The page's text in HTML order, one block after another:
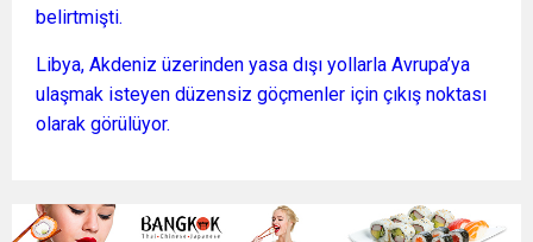
belirtmişti.
Libya, Akdeniz üzerinden yasa dışı yollarla Avrupa’ya
ulaşmak isteyen düzensiz göçmenler için çıkış noktası
olarak görülüyor.